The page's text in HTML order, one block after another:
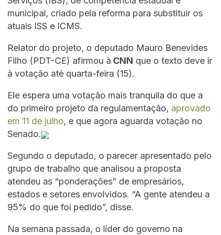
municipal, criado pela reforma para substituir os
atuais ISS e ICMS.
Relator do projeto, o deputado Mauro Benevides
Filho (PDT-CE) afirmou à CNN que o texto deve ir
à votação até quarta-feira (15).
Ele espera uma votação mais tranquila do que a
do primeiro projeto da regulamentação, aprovado
em 11 de julho, e que agora aguarda votação no
Senado.
Segundo o deputado, o parecer apresentado pelo
grupo de trabalho que analisou a proposta
atendeu as “ponderações” de empresários,
estados e setores envolvidos. “A gente atendeu a
95% do que foi pedido”, disse.
Na semana passada, o líder do governo na